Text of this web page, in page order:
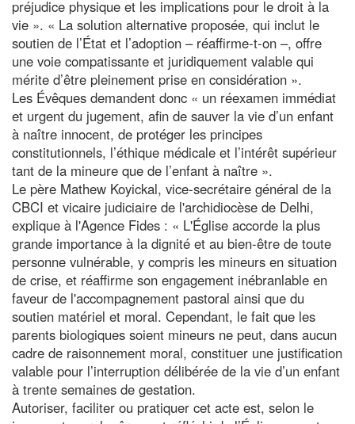
préjudice physique et les implications pour le droit à la
vie ». « La solution alternative proposée, qui inclut le
soutien de l’État et l’adoption – réaffirme-t-on –, offre
une voie compatissante et juridiquement valable qui
mérite d’être pleinement prise en considération ».
Les Évêques demandent donc « un réexamen immédiat
et urgent du jugement, afin de sauver la vie d’un enfant
à naître innocent, de protéger les principes
constitutionnels, l’éthique médicale et l’intérêt supérieur
tant de la mineure que de l’enfant à naître ».
Le père Mathew Koyickal, vice-secrétaire général de la
CBCI et vicaire judiciaire de l'archidiocèse de Delhi,
explique à l'Agence Fides : « L'Église accorde la plus
grande importance à la dignité et au bien-être de toute
personne vulnérable, y compris les mineurs en situation
de crise, et réaffirme son engagement inébranlable en
faveur de l'accompagnement pastoral ainsi que du
soutien matériel et moral. Cependant, le fait que les
parents biologiques soient mineurs ne peut, dans aucun
cadre de raisonnement moral, constituer une justification
valable pour l’interruption délibérée de la vie d’un enfant
à trente semaines de gestation.
Autoriser, faciliter ou pratiquer cet acte est, selon le